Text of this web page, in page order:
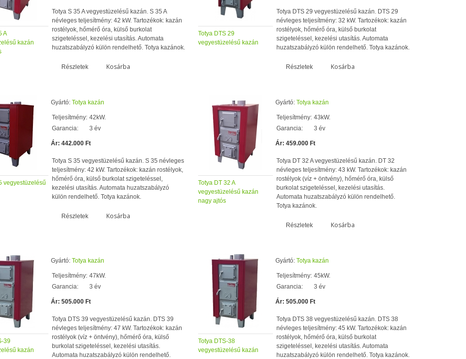
A
kazán
Totya S 35 A vegyestüzelésű kazán. S 35 A
névleges teljesítmény: 42 kW. Tartozékok: kazán
rostélyok, hőmérő óra, külső burkolat
szigeteléssel, kezelési utasítás. Automata
huzatszabályzó külön rendelhető. Totya kazánok.
Részletek Kosárba
Totya DTS 29
vegyestüzelésű kazán
Totya DTS 29 vegyestüzelésű kazán. DTS 29
névleges teljesítmény: 32 kW. Tartozékok: kazán
rostélyok, hőmérő óra, külső burkolat
szigeteléssel, kezelési utasítás. Automata
huzatszabályzó külön rendelhető. Totya kazánok.
Részletek Kosárba
vegyestüzelésű
Gyártó: Totya kazán
Teljesítmény: 42kW.
Garancia:
3 év
Ár: 442.000 Ft
Totya S 35 vegyestüzelésű kazán. S 35 névleges
teljesítmény: 42 kW. Tartozékok: kazán rostélyok,
hőmérő óra, külső burkolat szigeteléssel,
kezelési utasítás. Automata huzatszabályzó
külön rendelhető. Totya kazánok.
Részletek Kosárba
Totya DT 32 A
vegyestüzelésű kazán
nagy ajtós
Gyártó: Totya kazán
Teljesítmény: 43kW.
Garancia:
3 év
Ár: 459.000 Ft
Totya DT 32 A vegyestüzelésű kazán. DT 32
névleges teljesítmény: 43 kW. Tartozékok: kazán
rostélyok (víz + öntvény), hőmérő óra, külső
burkolat szigeteléssel, kezelési utasítás.
Automata huzatszabályzó külön rendelhető.
Totya kazánok.
Részletek Kosárba
39
kazán
Gyártó: Totya kazán
Teljesítmény: 47kW.
Garancia:
3 év
Ár: 505.000 Ft
Totya DTS 39 vegyestüzelésű kazán. DTS 39
névleges teljesítmény: 47 kW. Tartozékok: kazán
rostélyok (víz + öntvény), hőmérő óra, külső
burkolat szigeteléssel, kezelési utasítás.
Automata huzatszabályzó külön rendelhető.
Totya DTS-38
vegyestüzelésű kazán
Gyártó: Totya kazán
Teljesítmény: 45kW.
Garancia:
3 év
Ár: 505.000 Ft
Totya DTS 38 vegyestüzelésű kazán. DTS 38
névleges teljesítmény: 45 kW. Tartozékok: kazán
rostélyok, hőmérő óra, külső burkolat
szigeteléssel, kezelési utasítás. Automata
huzatszabályzó külön rendelhető. Totya kazánok.